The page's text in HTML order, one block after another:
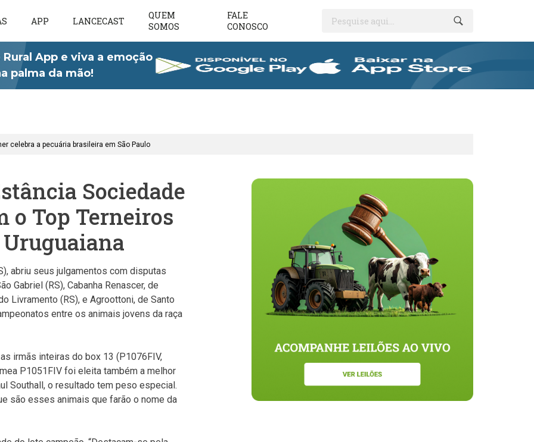
APP LANCECAST
QUEM
SOMOS
FALE
CONOSCO
Pesquise aqui...
App e viva a emoção
palma da mão!
celebra a pecuária brasileira em São Paulo
Sociedade
o Top Terneiros
abriu seus julgamentos com disputas
Gabriel (RS), Cabanha Renascer, de
Livramento (RS), e Agroottoni, de Santo
entre os animais jovens da raça
irmãs inteiras do box 13 (P1076FIV,
P1051FIV foi eleita também a melhor
Southall, o resultado tem peso especial.
são esses animais que farão o nome da